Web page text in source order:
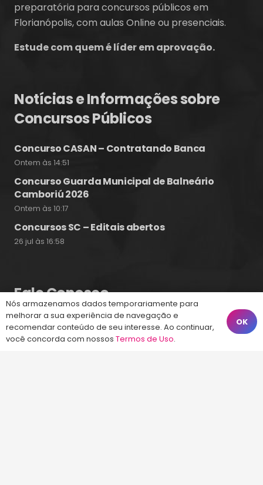
preparatória para concursos públicos em
Florianópolis, com aulas Online ou presenciais.
Estude com quem é líder em aprovação.
Notícias e Informações sobre
Concursos Públicos
Concurso CASAN – Contratando Banca
Ontem às 14:51
Concurso Guarda Municipal de Balneário
Camboriú 2026
Ontem às 10:17
Concursos SC – Editais abertos
26 jul às 16:58
Fale Conosco
(48) 99828-9929
Nós armazenamos dados temporariamente para
melhorar a sua experiência de navegação e
recomendar conteúdo de seu interesse. Ao continuar,
você concorda com nossos Termos de Uso.
OK